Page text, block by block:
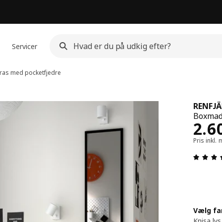
Servicer
med pocketfjedre
Pris inkl.
Vælg